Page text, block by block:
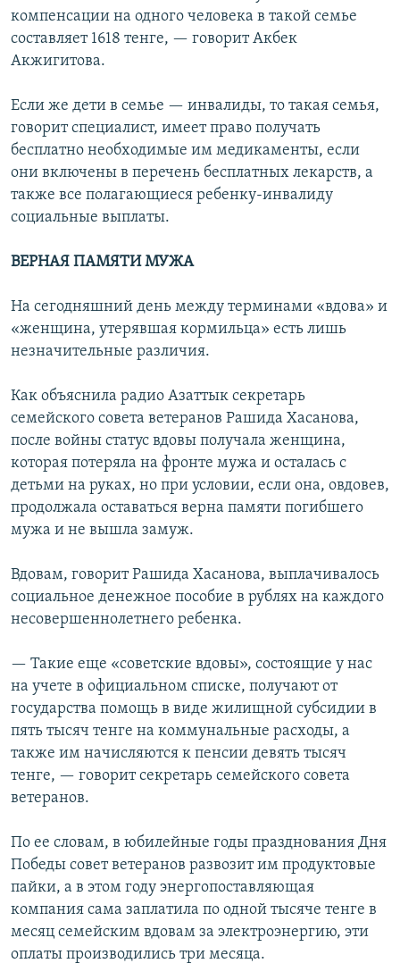
компенсации на одного человека в такой семье
составляет 1618 тенге, — говорит Акбек
Акжигитова.
Если же дети в семье — инвалиды, то такая семья,
говорит специалист, имеет право получать
бесплатно необходимые им медикаменты, если
они включены в перечень бесплатных лекарств, а
также все полагающиеся ребенку-инвалиду
социальные выплаты.
ВЕРНАЯ ПАМЯТИ МУЖА
На сегодняшний день между терминами «вдова» и
«женщина, утерявшая кормильца» есть лишь
незначительные различия.
Как объяснила радио Азаттык секретарь
семейского совета ветеранов Рашида Хасанова,
после войны статус вдовы получала женщина,
которая потеряла на фронте мужа и осталась с
детьми на руках, но при условии, если она, овдовев,
продолжала оставаться верна памяти погибшего
мужа и не вышла замуж.
Вдовам, говорит Рашида Хасанова, выплачивалось
социальное денежное пособие в рублях на каждого
несовершеннолетнего ребенка.
— Такие еще «советские вдовы», состоящие у нас
на учете в официальном списке, получают от
государства помощь в виде жилищной субсидии в
пять тысяч тенге на коммунальные расходы, а
также им начисляются к пенсии девять тысяч
тенге, — говорит секретарь семейского совета
ветеранов.
По ее словам, в юбилейные годы празднования Дня
Победы совет ветеранов развозит им продуктовые
пайки, а в этом году энергопоставляющая
компания сама заплатила по одной тысяче тенге в
месяц семейским вдовам за электроэнергию, эти
оплаты производились три месяца.